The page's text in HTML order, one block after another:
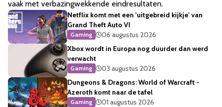
vaak met verbazingwekkende eindresultaten.
Netflix komt met een 'uitgebreid kijkje' van
Grand Theft Auto VI
Gaming
06 augustus 2026
Xbox wordt in Europa nog duurder dan werd
verwacht
Gaming
03 augustus 2026
Dungeons & Dragons: World of Warcraft -
Azeroth komt naar de tafel
Gaming
01 augustus 2026